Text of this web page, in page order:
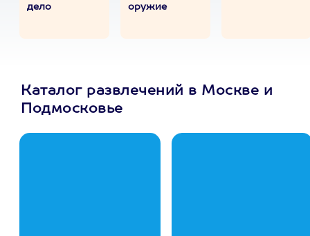
дело
оружие
Каталог развлечений в Москве и
Подмосковье